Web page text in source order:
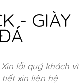
- GIÀY
lỗi quý khách vì
xin liên hệ